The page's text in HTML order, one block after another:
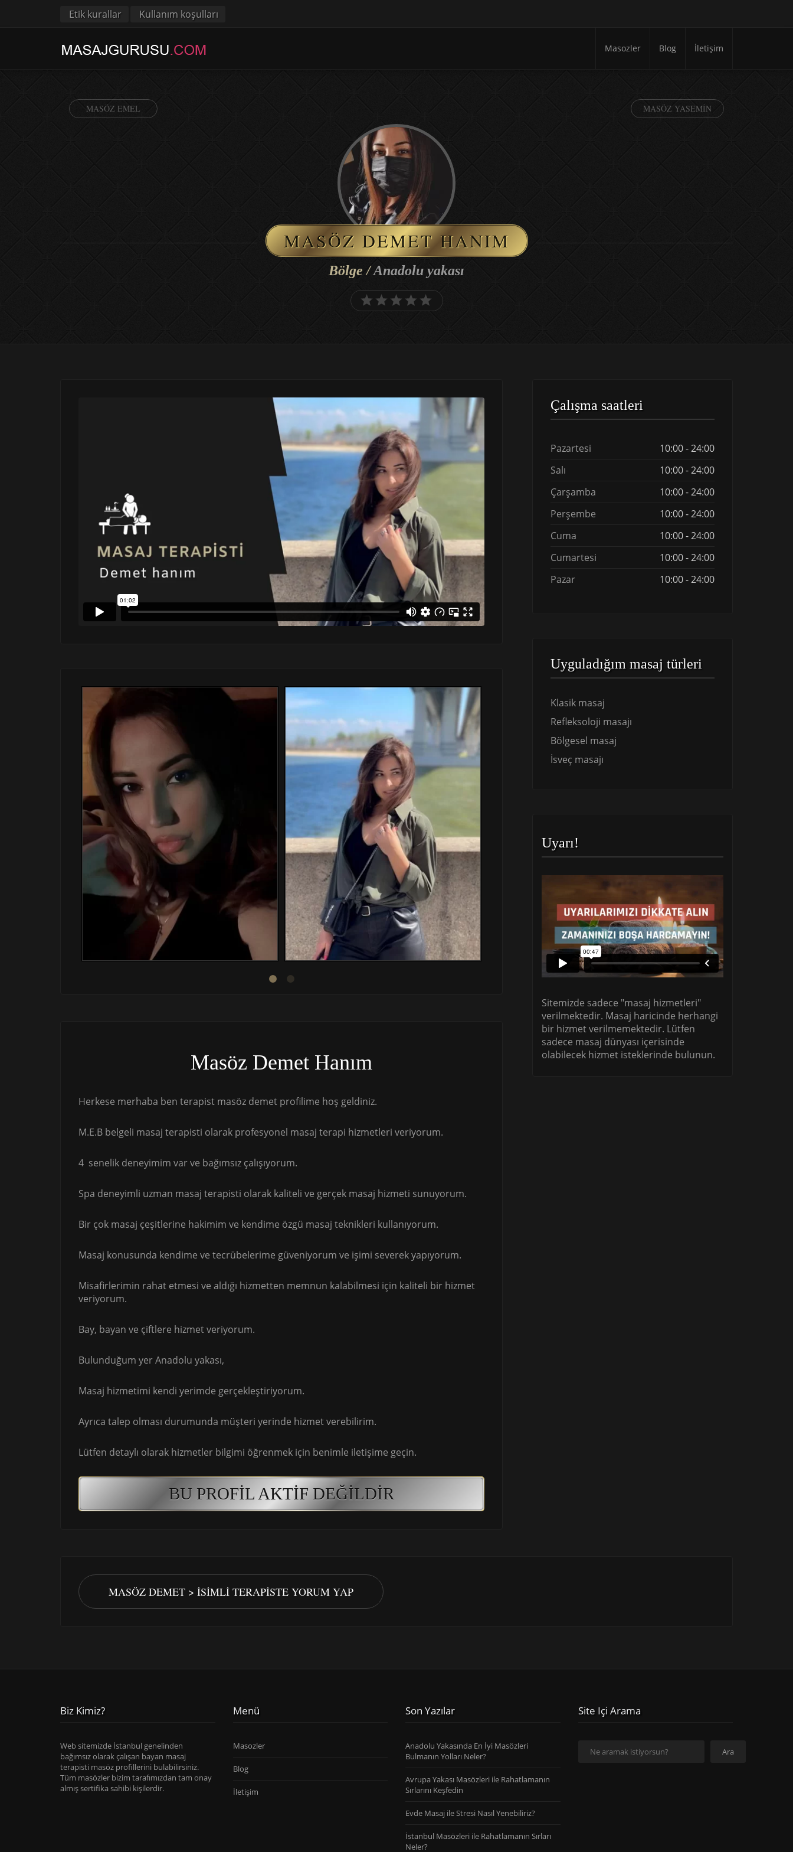
Etik kurallar Kullanım koşulları
Masozler Blog İletişim
MASÖZ EMEL MASÖZ YASEMIN
MASÖZ DEMET HANIM
Bölge /Anadolu yakası
Masöz Demet Hanım
Herkese merhaba ben terapist masöz demet profilime hoş geldiniz.
M.E.B belgeli masaj terapisti olarak profesyonel masaj terapi hizmetleri veriyorum.
4 senelik deneyimim var ve bağımsız çalışıyorum.
Spa deneyimli uzman masaj terapisti olarak kaliteli ve gerçek masaj hizmeti sunuyorum.
Bir çok masaj çeşitlerine hakimim ve kendime özgü masaj teknikleri kullanıyorum.
Masaj konusunda kendime ve tecrübelerime güveniyorum ve işimi severek yapıyorum.
Misafirlerimin rahat etmesi ve aldığı hizmetten memnun kalabilmesi için kaliteli bir hizmet
veriyorum.
Bay, bayan ve çiftlere hizmet veriyorum.
Bulunduğum yer Anadolu yakası,
Masaj hizmetimi kendi yerimde gerçekleştiriyorum.
Ayrıca talep olması durumunda müşteri yerinde hizmet verebilirim.
Lütfen detaylı olarak hizmetler bilgimi öğrenmek için benimle iletişime geçin.
BU PROFIL AKTIF DEĞILDIR
Çalışma saatleri
Pazartesi
10:00 - 24:00
Salı
10:00 - 24:00
Çarşamba
10:00 - 24:00
Perşembe
10:00 - 24:00
Cuma
10:00 - 24:00
Cumartesi
10:00 - 24:00
Pazar
10:00 - 24:00
Uyguladığım masaj türleri
Klasik masaj
Refleksoloji masajı
Bölgesel masaj
İsveç masajı
Uyarı!
Sitemizde sadece "masaj hizmetleri"
verilmektedir. Masaj haricinde herhangi
bir hizmet verilmemektedir. Lütfen
sadece masaj dünyası içerisinde
olabilecek hizmet isteklerinde bulunun.
MASÖZ DEMET > İSIMLI TERAPISTE YORUM YAP
Biz Kimiz?
Web sitemizde İstanbul genelinden
bağımsız olarak çalışan bayan masaj
terapisti masöz profillerini bulabilirsiniz.
Tüm masözler bizim tarafımızdan tam onay
almış sertifika sahibi kişilerdir.
Menü
Masozler
Blog
İletişim
Son Yazılar
Anadolu Yakasında En İyi Masözleri
Bulmanın Yolları Neler?
Avrupa Yakası Masözleri ile Rahatlamanın
Sırlarını Keşfedin
Evde Masaj ile Stresi Nasıl Yenebiliriz?
İstanbul Masözleri ile Rahatlamanın Sırları
Neler?
Site Içi Arama
Ara